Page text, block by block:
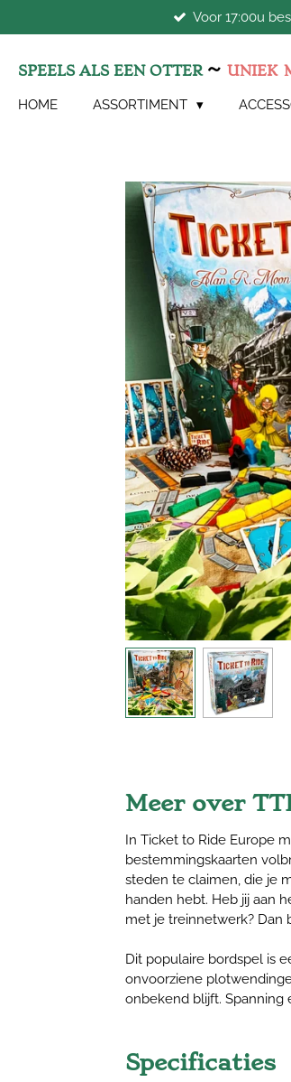
direct
de
hoofdinhoud
Voor 17:00u
SPEELS ALS EEN OTTER ~ UNIEK
HOME ASSORTIMENT
Meer over
In Ticket to Ride Europe
bestemmingskaarten
steden te claimen, die je
handen hebt. Heb jij aan
met je treinnetwerk? Dan
Dit populaire bordspel is
onvoorziene
onbekend blijft. Spanning
Specificaties